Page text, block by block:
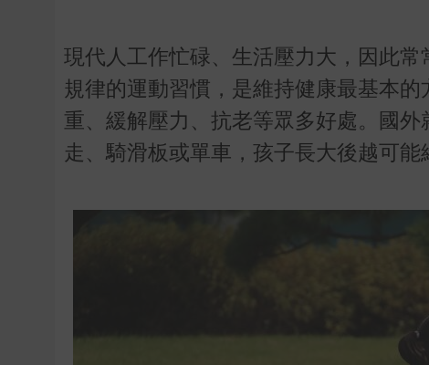
現代人工作忙碌、生活壓力大，因此
規律的運動習慣，是維持健康最基本
重、緩解壓力、抗老等眾多好處。國
走、騎滑板或單車，孩子長大後越可能